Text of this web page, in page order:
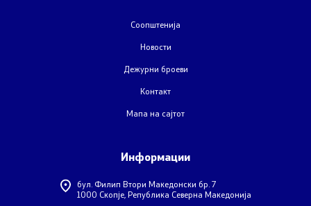
Соопштенија
Новости
Дежурни броеви
Контакт
Мапа на сајтот
Информации
бул. Филип Втори Македонски бр. 7
1000 Скопје, Република Северна Македонија